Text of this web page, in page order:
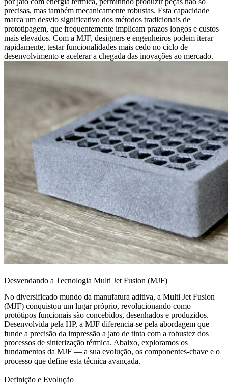
precisas, mas também mecanicamente robustas. Esta capacidade
marca um desvio significativo dos métodos tradicionais de
prototipagem, que frequentemente implicam prazos longos e custos
mais elevados. Com a MJF, designers e engenheiros podem iterar
rapidamente, testar funcionalidades mais cedo no ciclo de
desenvolvimento e acelerar a chegada das inovações ao mercado.
Desvendando a Tecnologia Multi Jet Fusion (MJF)
No diversificado mundo da manufatura aditiva, a Multi Jet Fusion
(MJF) conquistou um lugar próprio, revolucionando como
protótipos funcionais são concebidos, desenhados e produzidos.
Desenvolvida pela HP, a MJF diferencia-se pela abordagem que
funde a precisão da impressão a jato de tinta com a robustez dos
processos de sinterização térmica. Abaixo, exploramos os
fundamentos da MJF — a sua evolução, os componentes-chave e o
processo que define esta técnica avançada.
Definição e Evolução